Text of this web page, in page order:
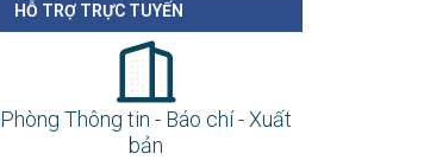
HỖ TRỢ TRỰC TUYẾN
Phòng Thông tin - Báo chí - Xuất
bản